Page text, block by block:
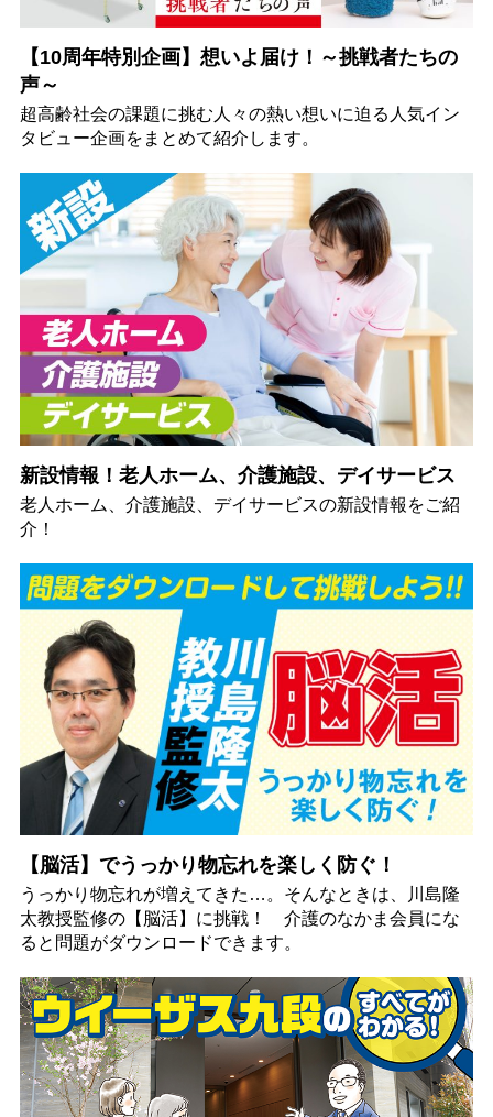
【10周年特別企画】想いよ届け！～挑戦者たちの
声～
超高齢社会の課題に挑む人々の熱い想いに迫る人気イン
タビュー企画をまとめて紹介します。
新設情報！老人ホーム、介護施設、デイサービス
老人ホーム、介護施設、デイサービスの新設情報をご紹
介！
【脳活】でうっかり物忘れを楽しく防ぐ！
うっかり物忘れが増えてきた…。そんなときは、川島隆
太教授監修の【脳活】に挑戦！ 介護のなかま会員にな
ると問題がダウンロードできます。